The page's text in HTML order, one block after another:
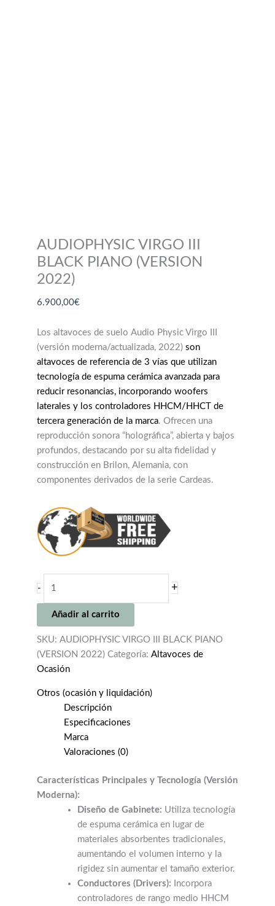
AUDIOPHYSIC VIRGO III
BLACK PIANO (VERSION
2022)
6.900,00€
Los altavoces de suelo Audio Physic Virgo III
(versión moderna/actualizada, 2022) son
altavoces de referencia de 3 vías que utilizan
tecnología de espuma cerámica avanzada para
reducir resonancias, incorporando woofers
laterales y los controladores HHCM/HHCT de
tercera generación de la marca. Ofrecen una
reproducción sonora “holográfica”, abierta y bajos
profundos, destacando por su alta fidelidad y
construcción en Brilon, Alemania, con
componentes derivados de la serie Cardeas.
-
BLACK
PIANO
(VERSION
2022)
+
Añadir al carrito
SKU: AUDIOPHYSIC VIRGO III BLACK PIANO
(VERSION 2022) Categoría: Altavoces de
Ocasión
Otros (ocasión y liquidación)
Descripción
Especificaciones
Marca
Valoraciones (0)
Características Principales y Tecnología (Versión
Moderna):
Diseño de Gabinete: Utiliza tecnología
de espuma cerámica en lugar de
materiales absorbentes tradicionales,
aumentando el volumen interno y la
rigidez sin aumentar el tamaño exterior.
Conductores (Drivers): Incorpora
controladores de rango medio HHCM